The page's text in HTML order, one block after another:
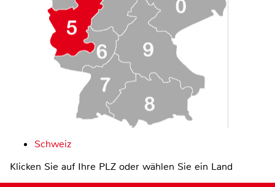
Schweiz
Klicken Sie auf Ihre PLZ oder wählen Sie ein Land